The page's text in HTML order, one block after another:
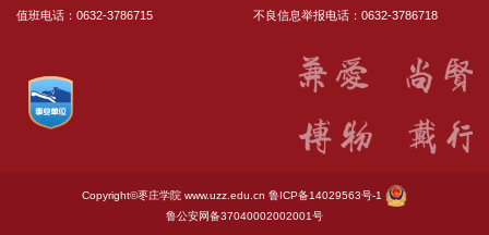
值班电话：0632-3786715 不良信息举报电话：0632-3786718
Copyright©枣庄学院 www.uzz.edu.cn 鲁ICP备14029563号-1
鲁公安网备37040002002001号